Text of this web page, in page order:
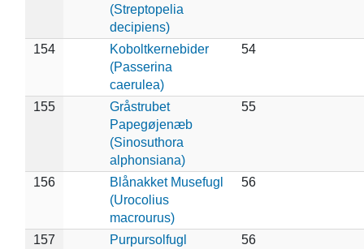
(Streptopelia
decipiens)
154
Koboltkernebider
(Passerina
caerulea)
54
155
Gråstrubet
Papegøjenæb
(Sinosuthora
alphonsiana)
55
156
Blånakket Musefugl
(Urocolius
macrourus)
56
157
Purpursolfugl
56